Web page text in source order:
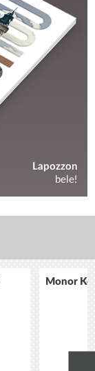
Lapozzon
bele!
Monor